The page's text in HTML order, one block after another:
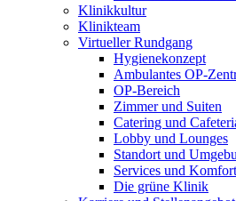
Klinikkultur
Klinikteam
Virtueller Rundgang
Hygienekonzept
Ambulantes OP-
OP-Bereich
Zimmer und Suiten
Catering und
Lobby und Lounges
Standort und
Services und Komfort
Die grüne Klinik